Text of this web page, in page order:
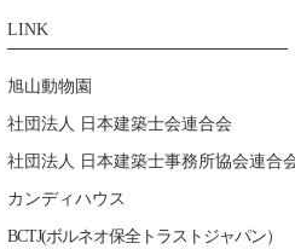
LINK
旭山動物園
社団法人 日本建築士会連合会
社団法人 日本建築士事務所協会連合
カンディハウス
BCTJ(ボルネオ保全トラストジャパン）